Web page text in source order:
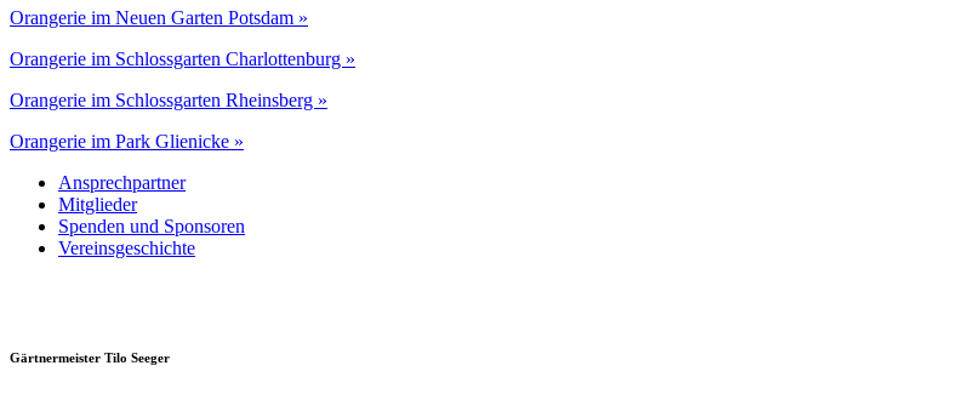
Orangerie im Neuen Garten Potsdam »
Orangerie im Schlossgarten Charlottenburg »
Orangerie im Schlossgarten Rheinsberg »
Orangerie im Park Glienicke »
Ansprechpartner
Mitglieder
Spenden und Sponsoren
Vereinsgeschichte
Gärtnermeister Tilo Seeger